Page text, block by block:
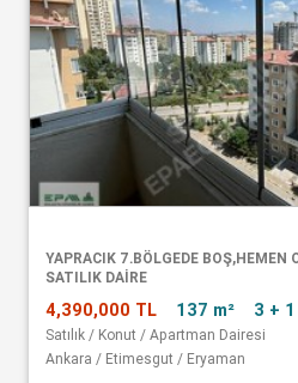
YAPRACIK 7.BÖLGEDE BOŞ,HEMEN
SATILIK DAİRE
4,390,000 TL 137 m² 3 + 1
Satılık / Konut / Apartman Dairesi
Ankara / Etimesgut / Eryaman